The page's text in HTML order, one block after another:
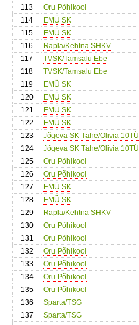
113 Oru Põhikool
114
EMÜ SK
115
EMÜ SK
116
Rapla/Kehtna SHKV
117
TVSK/Tamsalu Ebe
118
TVSK/Tamsalu Ebe
119
EMÜ SK
120
EMÜ SK
121
EMÜ SK
122
EMÜ SK
123
Jõgeva SK Tähe/Olivia 10TÜ
124
Jõgeva SK Tähe/Olivia 10TÜ
125
Oru Põhikool
126
Oru Põhikool
127
EMÜ SK
128
EMÜ SK
129
Rapla/Kehtna SHKV
130
Oru Põhikool
131
Oru Põhikool
132
Oru Põhikool
133
Oru Põhikool
134
Oru Põhikool
135
Oru Põhikool
136
Sparta/TSG
137
Sparta/TSG